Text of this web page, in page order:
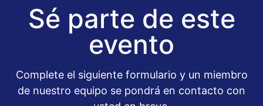
Sé parte de este
evento
Complete el siguiente formulario y un miembro
de nuestro equipo se pondrá en contacto con